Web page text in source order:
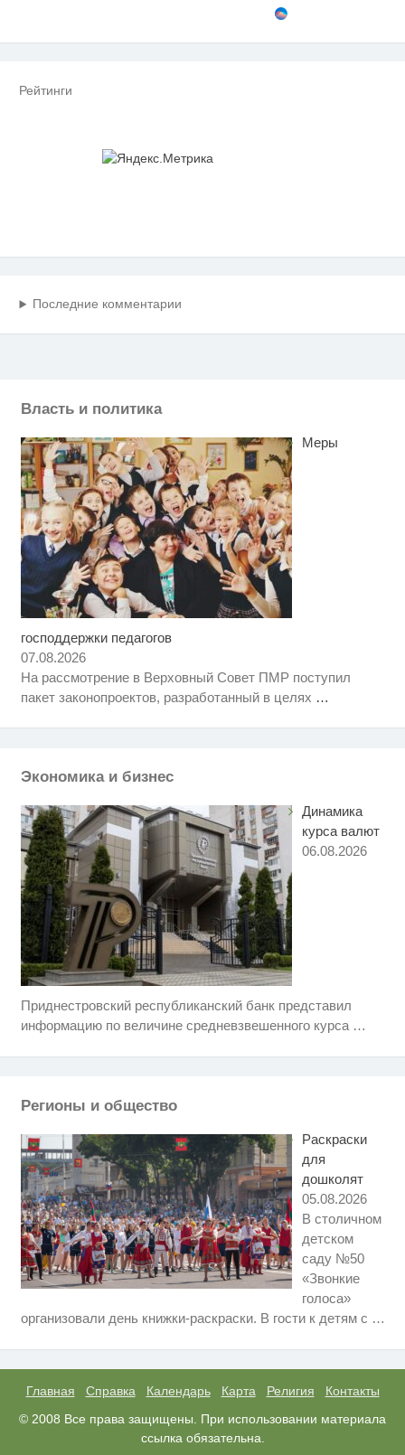
Рейтинги
Последние комментарии
Власть и политика
Меры
господдержки педагогов
07.08.2026
На рассмотрение в Верховный Совет ПМР поступил
пакет законопроектов, разработанный в целях …
Экономика и бизнес
Динамика
курса валют
06.08.2026
Приднестровский республиканский банк представил
информацию по величине средневзвешенного курса …
Регионы и общество
Раскраски
для
дошколят
05.08.2026
В столичном
детском
саду №50
«Звонкие
голоса»
организовали день книжки-раскраски. В гости к детям с …
Главная Справка Календарь Карта Религия
Контакты
© 2008 Все права защищены. При использовании материала
ссылка обязательна.
Королева вагона отожгла! Видео
Ролик длится пару секунд, но
вы будете в шоке от увиденного
советский стаж
i
Скрытая камера на пляже
когда их не видят...
Ржу не переставая, это видео
Этот танец невесты оставит вас
а смеяться вы будете долго
i
Ролик из Омска: вы будете
смеяться долго